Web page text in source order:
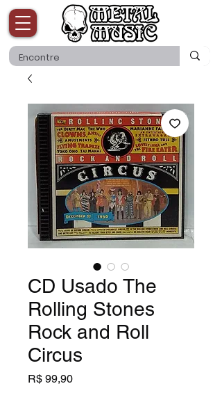
CD Usado The
Rolling Stones
Rock and Roll
Circus
R$ 99,90Preço